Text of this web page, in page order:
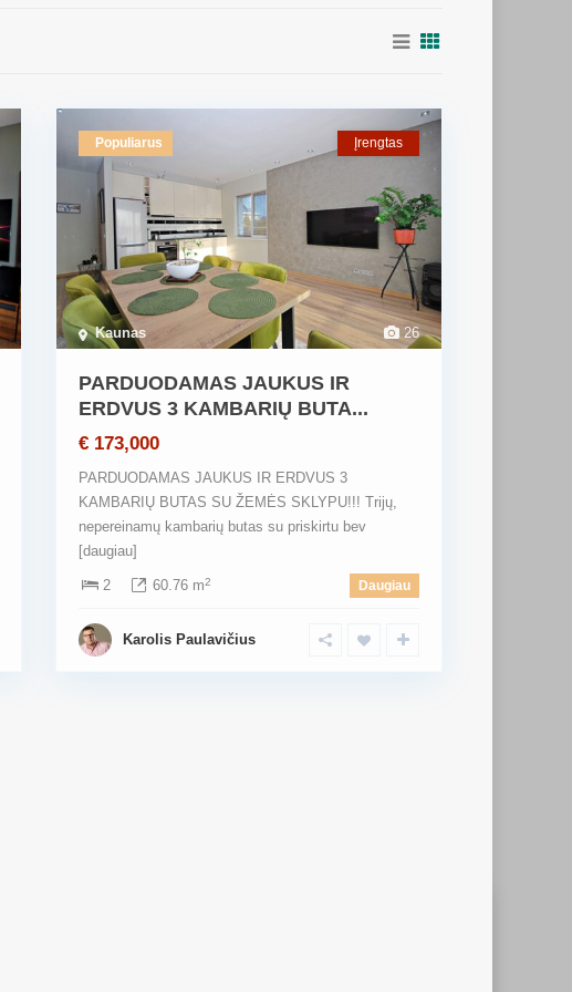
26
Kaunas
Populiarus Įrengtas
PARDUODAMAS JAUKUS IR
ERDVUS 3 KAMBARIŲ BUTA...
€ 173,000
PARDUODAMAS JAUKUS IR ERDVUS 3
KAMBARIŲ BUTAS SU ŽEMĖS SKLYPU!!! Trijų,
nepereinamų kambarių butas su priskirtu bev
[daugiau]
2 60.76 m2 Daugiau
Karolis Paulavičius